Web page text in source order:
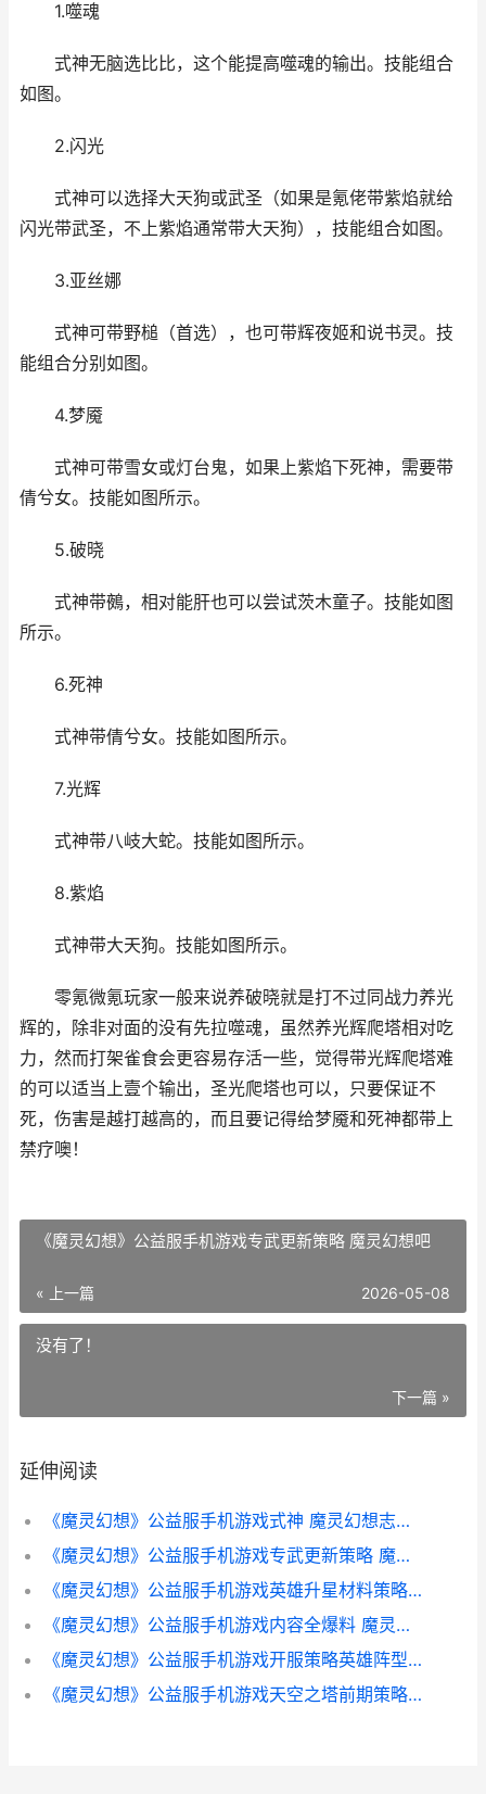
1.噬魂
式神无脑选比比，这个能提高噬魂的输出。技能组合
如图。
2.闪光
式神可以选择大天狗或武圣（如果是氪佬带紫焰就给
闪光带武圣，不上紫焰通常带大天狗），技能组合如图。
3.亚丝娜
式神可带野槌（首选），也可带辉夜姬和说书灵。技
能组合分别如图。
4.梦魇
式神可带雪女或灯台鬼，如果上紫焰下死神，需要带
倩兮女。技能如图所示。
5.破晓
式神带鵺，相对能肝也可以尝试茨木童子。技能如图
所示。
6.死神
式神带倩兮女。技能如图所示。
7.光辉
式神带八岐大蛇。技能如图所示。
8.紫焰
式神带大天狗。技能如图所示。
零氪微氪玩家一般来说养破晓就是打不过同战力养光
辉的，除非对面的没有先拉噬魂，虽然养光辉爬塔相对吃
力，然而打架雀食会更容易存活一些，觉得带光辉爬塔难
的可以适当上壹个输出，圣光爬塔也可以，只要保证不
死，伤害是越打越高的，而且要记得给梦魇和死神都带上
禁疗噢！
《魔灵幻想》公益服手机游戏专武更新策略 魔灵幻想吧
« 上一篇 2026-05-08
没有了！
下一篇 »
延伸阅读
《魔灵幻想》公益服手机游戏式神 魔灵幻想志玲最爱
《魔灵幻想》公益服手机游戏专武更新策略 魔灵幻想吧
《魔灵幻想》公益服手机游戏英雄升星材料策略 魔灵幻想林志玲
《魔灵幻想》公益服手机游戏内容全爆料 魔灵幻想是不是关服了?
《魔灵幻想》公益服手机游戏开服策略英雄阵型组合 魔灵幻想手游官网
《魔灵幻想》公益服手机游戏天空之塔前期策略 魔灵幻象